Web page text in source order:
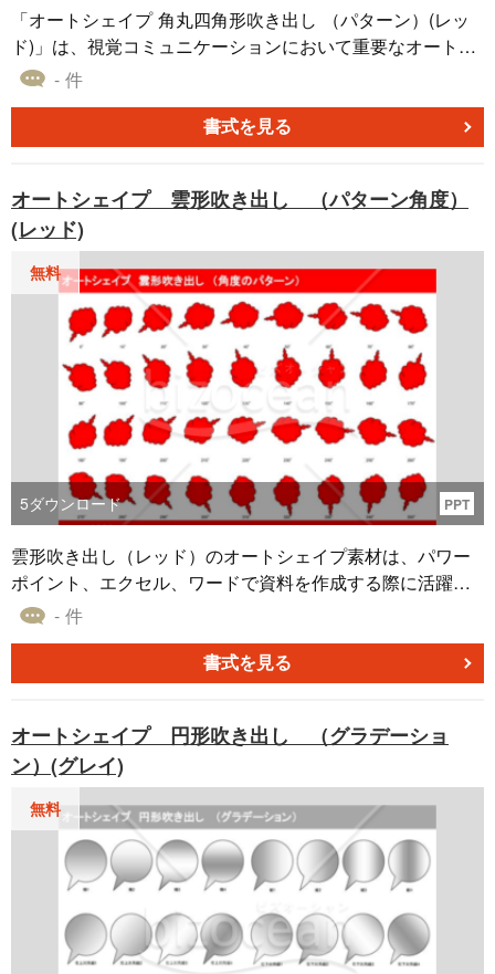
「オートシェイプ 角丸四角形吹き出し （パターン）(レッ
ド)」は、視覚コミュニケーションにおいて重要なオートシ
ェイプ素材です。角が丸いデザインはフレンドリーな印象
なパターンの塗りつぶし効果が利用可能で、それぞれの用
途に適したデザインが選べます。無料ダウンロード可能な
様々な場面で効果的にサポートします。
- 件
書式を見る
オートシェイプ 雲形吹き出し （パターン角度）
(レッド)
無料
5ダウンロード PPT
雲形吹き出し（レッド）のオートシェイプ素材は、パワー
ポイント、エクセル、ワードで資料を作成する際に活躍し
ます。角度のパターンを活用して、情報をはっきりとかつ
が用意されているため、視覚的な強調や情報の際立たせ方
を工夫することができます。 これにより、作成する資料が
が可能であり、さまざまな場面で簡単に取り入れることが
できる素材です。
- 件
書式を見る
オートシェイプ 円形吹き出し （グラデーショ
ン）(グレイ)
無料